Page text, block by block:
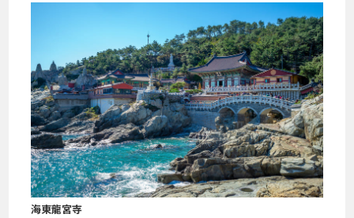
海東龍宮寺